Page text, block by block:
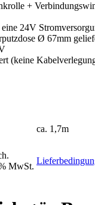
+
24V
Ø 67mm
(keine
ca. 1,7m
MwSt.